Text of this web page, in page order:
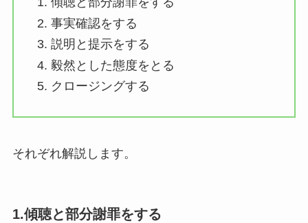
事実確認をする
説明と提示をする
毅然とした態度をとる
クロージングする
それぞれ解説します。
1.傾聴と部分謝罪をする